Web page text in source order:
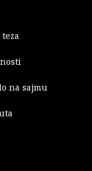
na sajmu